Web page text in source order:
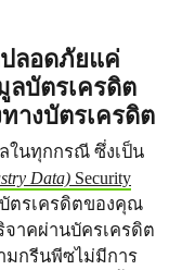
ลอดภัยแค่
ลบัตรเครดิต
างบัตรเครดิต
นทุกกรณี ซึ่งเป็น
Data) Security
ตรเครดิตของคุณ
จาคผ่านบัครเครดิต
มกรีนพีซไม่มีการ